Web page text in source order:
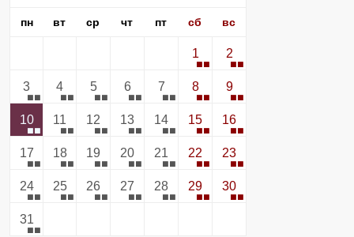
пн вт ср чт пт сб вс
1 2
3 4 5 6 7 8 9
10 11 12 13 14 15 16
17 18 19 20 21 22 23
24 25 26 27 28 29 30
31